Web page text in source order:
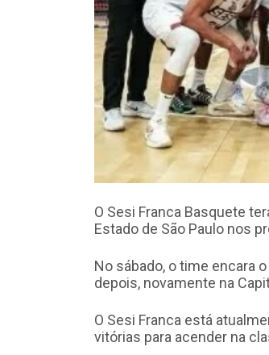
O Sesi Franca Basquete
Estado de São Paulo nos
No sábado, o time encara
depois, novamente na
O Sesi Franca está
vitórias para acender na